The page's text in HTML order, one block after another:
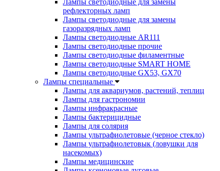
Лампы светодиодные для замены
рефлекторных ламп
Лампы светодиодные для замены
газоразрядных ламп
Лампы светодиодные AR111
Лампы светодиодные прочие
Лампы светодиодные филаментные
Лампы светодиодные SMART HOME
Лампы светодиодные GX53, GX70
Лампы специальные
Лампы для аквариумов, растений, теплиц
Лампы для гастрономии
Лампы инфракрасные
Лампы бактерицидные
Лампы для солярия
Лампы ультрафиолетовые (черное стекло)
Лампы ультрафиолетовык (ловушки для
насекомых)
Лампы медицинские